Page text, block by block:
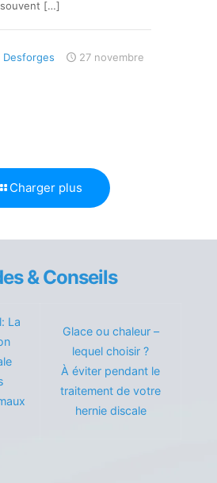
[…]
Desforges
27 novembre
Charger plus
& Conseils
La
Glace ou chaleur –
lequel choisir ?
À éviter pendant le
traitement de votre
hernie discale